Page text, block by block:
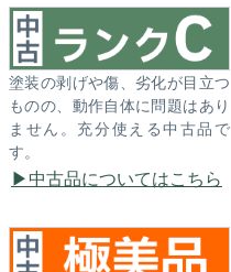
塗装の剥げや傷、劣化が目立つ
ものの、動作自体に問題はあり
ません。充分使える中古品で
す。
中古品についてはこちら